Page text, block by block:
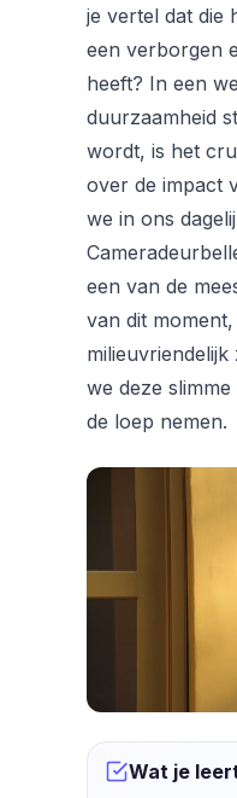
je vertel dat die
een verborgen
heeft? In een
duurzaamheid
wordt, is het
over de impact
we in ons
een van de
van dit
milieuvriendelijk
we deze
de loep nemen.
Wat je